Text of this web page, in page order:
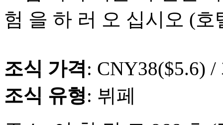
험 을 하 러 오 십시오 (호
조식 가격: CNY38($5.6) /
조식 유형: 뷔페